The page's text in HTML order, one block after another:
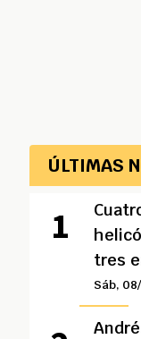
ÚLTIMAS
tres
Sáb,